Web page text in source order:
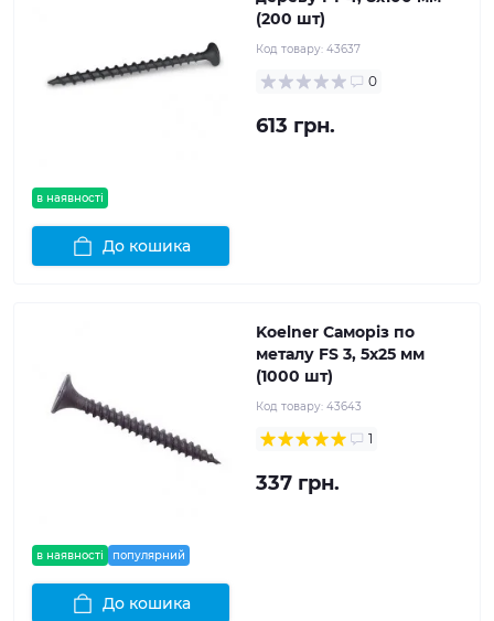
в наявності
(200 шт)
Код товару: 43637
0
613 грн.
До кошика
в наявності популярний
Koelner Саморіз по
металу FS 3, 5x25 мм
(1000 шт)
Код товару: 43643
1
337 грн.
До кошика